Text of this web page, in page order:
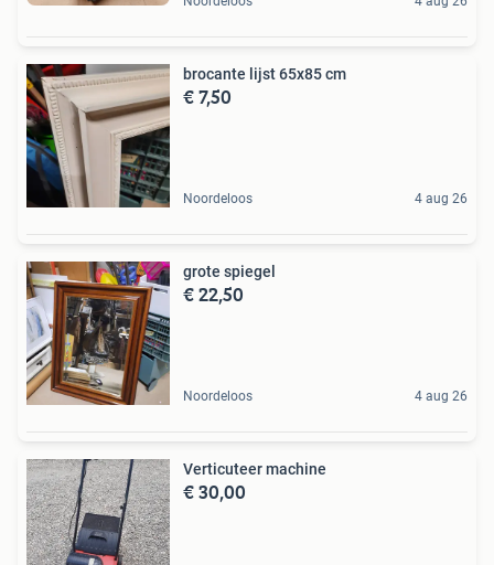
brocante lijst 65x85 cm
€ 7,50
Noordeloos 4 aug 26
grote spiegel
€ 22,50
Noordeloos 4 aug 26
Verticuteer machine
€ 30,00